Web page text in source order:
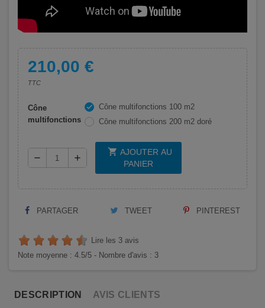
210,00 €
TTC
Cône
multifonctions
check
Cône multifonctions 100 m2
Cône multifonctions 200 m2 doré
remove add
shopping_cart AJOUTER AU
PANIER
PARTAGER TWEET PINTEREST
Lire les 3 avis
Note moyenne : 4.5/5 - Nombre d'avis : 3
DESCRIPTION AVIS CLIENTS